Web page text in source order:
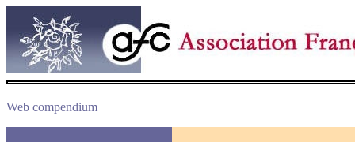
Web compendium